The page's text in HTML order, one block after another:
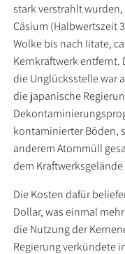
stark verstrahlt
Cäsium (Halbwertszeit
Wolke bis nach Iitate,
Kernkraftwerk entfernt.
die Unglücksstelle war
die japanische
kontaminierter Böden,
anderem Atommüll
dem
Die Kosten dafür
Dollar, was einmal
die Nutzung der
Regierung verkündete